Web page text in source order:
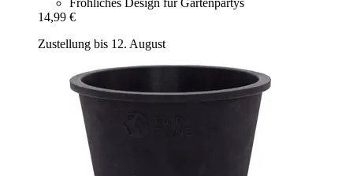
14,99 €
Zustellung bis 12. August